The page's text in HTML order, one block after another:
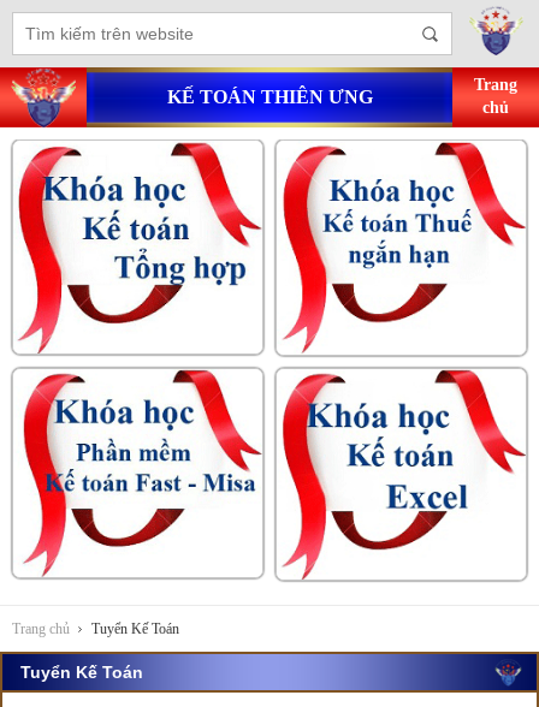
KẾ TOÁN THIÊN ƯNG
Trang
chủ
Trang chủ Tuyển Kế Toán
Tuyển Kế Toán